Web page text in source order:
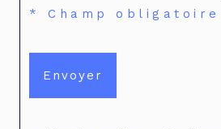
* Champ obligatoire
Envoyer